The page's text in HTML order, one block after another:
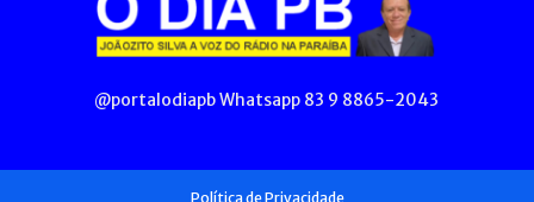
@portalodiapb Whatsapp 83 9 8865-2043
Política de Privacidade